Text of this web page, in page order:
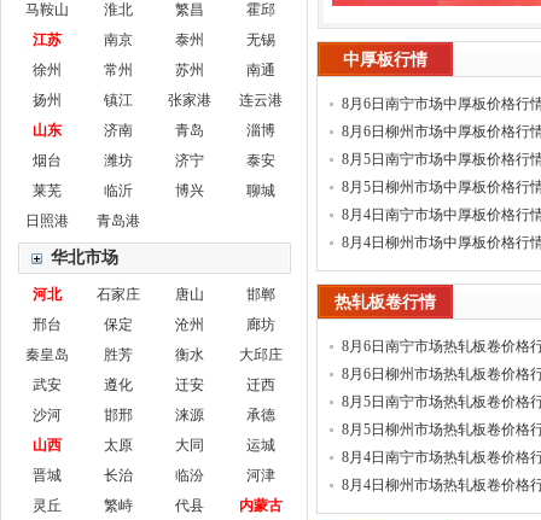
马鞍山
淮北 繁昌
霍邱
江苏
南京 泰州
无锡
徐州
常州 苏州
南通
扬州
镇江 张家港
连云港
山东
济南 青岛
淄博
烟台
潍坊 济宁
泰安
莱芜
临沂 博兴
聊城
日照港
青岛港
华北市场
河北 石家庄 唐山
邯郸
邢台
保定 沧州
廊坊
秦皇岛
胜芳 衡水
大邱庄
武安
遵化 迁安
迁西
沙河
邯邢 涞源
承德
山西
太原 大同
运城
晋城
长治 临汾
河津
灵丘
繁峙 代县
内蒙古
中厚板行情
8月6日南宁市场中厚板价格行
8月6日柳州市场中厚板价格行
8月5日南宁市场中厚板价格行
8月5日柳州市场中厚板价格行
8月4日南宁市场中厚板价格行
8月4日柳州市场中厚板价格行
热轧板卷行情
8月6日南宁市场热轧板卷价格
8月6日柳州市场热轧板卷价格
8月5日南宁市场热轧板卷价格
8月5日柳州市场热轧板卷价格
8月4日南宁市场热轧板卷价格
8月4日柳州市场热轧板卷价格